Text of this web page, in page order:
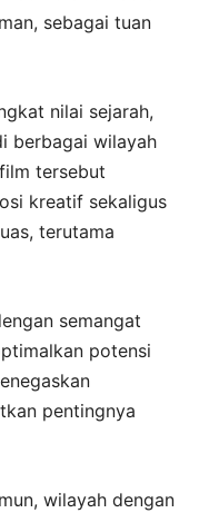
sebagai tuan
nilai sejarah,
berbagai wilayah
tersebut
kreatif sekaligus
terutama
semangat
potensi
pentingnya
wilayah dengan